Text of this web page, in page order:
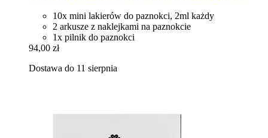
10x mini lakierów do paznokci, 2ml każdy
2 arkusze z naklejkami na paznokcie
1x pilnik do paznokci
94,00 zł
Dostawa do 11 sierpnia